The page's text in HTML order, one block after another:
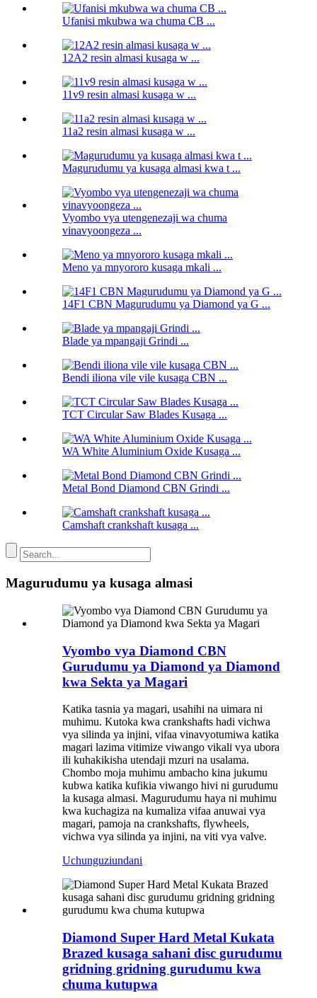
Ufanisi mkubwa wa chuma CB ...
12A2 resin almasi kusaga w ...
11v9 resin almasi kusaga w ...
11a2 resin almasi kusaga w ...
Magurudumu ya kusaga almasi kwa t ...
Vyombo vya utengenezaji wa chuma
vinavyoongeza ...
Meno ya mnyororo kusaga mkali ...
14F1 CBN Magurudumu ya Diamond ya G ...
Blade ya mpangaji Grindi ...
Bendi iliona vile vile kusaga CBN ...
TCT Circular Saw Blades Kusaga ...
WA White Aluminium Oxide Kusaga ...
Metal Bond Diamond CBN Grindi ...
Camshaft crankshaft kusaga ...
Magurudumu ya kusaga almasi
Vyombo vya Diamond CBN
Gurudumu ya Diamond ya Diamond
kwa Sekta ya Magari
Katika tasnia ya magari, usahihi na uimara ni
muhimu. Kutoka kwa crankshafts hadi vichwa
vya silinda ya injini, vifaa vinavyotumiwa katika
magari lazima vitimize viwango vikali vya ubora
ili kuhakikisha utendaji mzuri na usalama.
Chombo moja muhimu ambacho kina jukumu
kubwa katika kufikia viwango hivi ni gurudumu
la kusaga almasi. Magurudumu haya ni muhimu
kwa kuchagiza na kumaliza vifaa anuwai vya
magari, pamoja na crankshafts, flywheels,
vichwa vya silinda ya injini, na viti vya valve.
Uchunguziundani
Diamond Super Hard Metal Kukata
Brazed kusaga sahani disc gurudumu
gridning gridning gurudumu kwa
chuma kutupwa